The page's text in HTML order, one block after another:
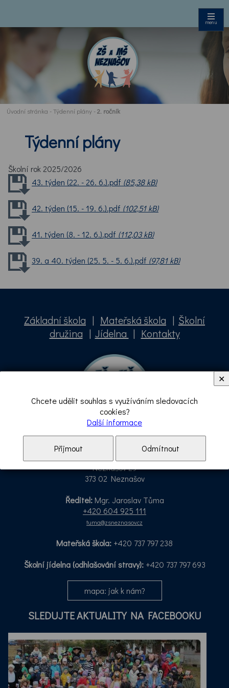
menu
Úvodní stránka -Týdenní plány-2. ročník
Týdenní plány
Školní rok 2025/2026
43. týden (22. - 26. 6.).pdf (85,38 kB)
42. týden (15. - 19. 6.).pdf (102,51 kB)
41. týden (8. - 12. 6.).pdf (112,03 kB)
39. a 40. týden (25. 5. - 5. 6.).pdf (97,81 kB)
Základní škola | Mateřská škola | Školní
družina | Jídelna | Kontakty
Základní škola a Mateřská škola Neznašov
Neznašov 29
373 02 Neznašov
Ředitel: Mgr. Jaroslav Tůma
+420 604 925 111
tuma@zsneznasov.cz
Mateřská škola: +420 737 797 238
Školní jídelna (odhlašování stravy):+420 737 797 693
mapa: jak k nám?
SLEDUJTE AKTUALITY NA FACEBOOKU
Chcete udělit souhlas s využíváním sledovacích
cookies?
Další informace
Přijmout Odmítnout
✕